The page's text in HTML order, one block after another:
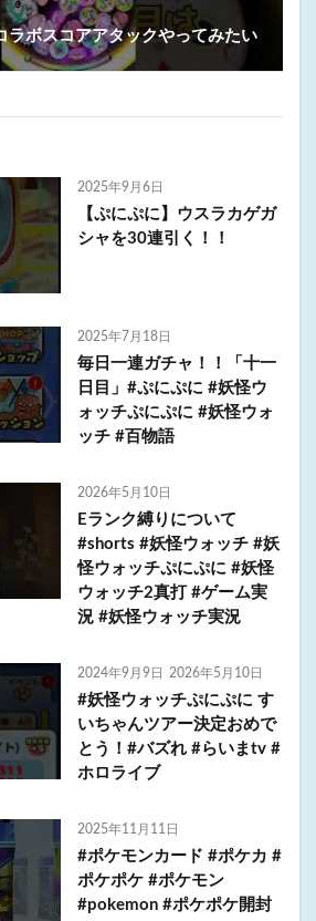
ラボスコアアタックやってみたい
2025年9月6日
【ぷにぷに】ウスラカゲガ
シャを30連引く！！
2025年7月18日
毎日一連ガチャ！！「十一
日目」#ぷにぷに #妖怪ウ
ォッチぷにぷに #妖怪ウォ
ッチ #百物語
2026年5月10日
Eランク縛りについて
#shorts #妖怪ウォッチ #妖
怪ウォッチぷにぷに #妖怪
ウォッチ2真打 #ゲーム実
況 #妖怪ウォッチ実況
2024年9月9日 2026年5月10日
#妖怪ウォッチぷにぷに す
いちゃんツアー決定おめで
とう！#バズれ #らいまtv #
ホロライブ
2025年11月11日
#ポケモンカード #ポケカ #
ポケポケ #ポケモン
#pokemon #ポケポケ開封